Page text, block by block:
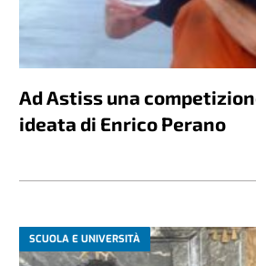
Ad Astiss una
ideata di Enrico Perano
SCUOLA E UNIVERSITÀ